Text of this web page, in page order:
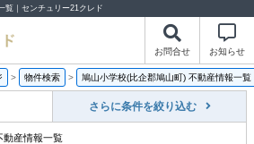
覧｜センチュリー21クレド
お問合せ お知らせ
> 物件検索 > 鳩山小学校(比企郡鳩山町) 不動産情報一覧
さらに条件を絞り込む
動産情報一覧